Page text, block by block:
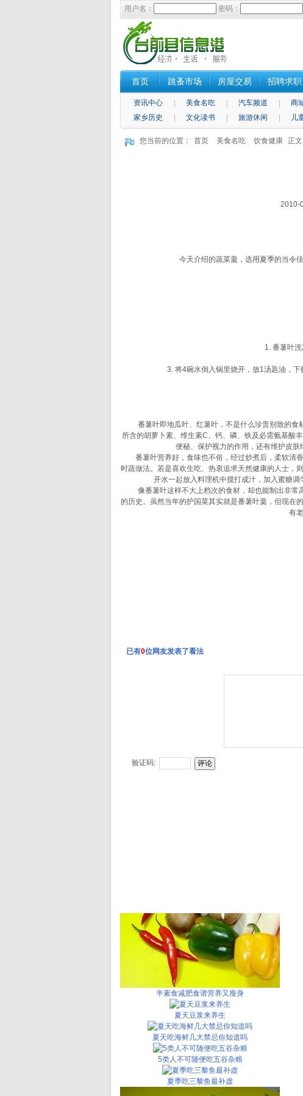
用户名： 密码：
首页 跳蚤市场 房屋交易 招聘求职
资讯中心 美食名吃 汽车频道 商
家乡历史
文化读书 旅游休闲 儿
您当前的位置： 首页 美食名吃 饮食健康 正文
2010-
今天介绍的蔬菜羹，选用夏季的当令佳
1. 番薯叶洗净
3. 将4碗水倒入锅里烧开，放1汤匙油，下
番薯叶即地瓜叶、红薯叶，不是什么珍贵别致的食材
所含的胡萝卜素、维生素C、钙、磷、铁及必需氨基酸
便秘、保护视力的作用，还有维护皮肤
番薯叶营养好，食味也不俗，经过炒煮后，柔软清香
时蔬做法。若是喜欢生吃、热衷追求天然健康的人士，
开水一起放入料理机中搅打成汁，加入蜜糖
像番薯叶这样不大上档次的食材，却也能制出非常高
的历史。虽然当年的护国菜其实就是番薯叶羹，但现在
有
已有0位网友发表了看法
验证码:
半素食减肥食谱营养又瘦身
夏天豆浆来养生
夏天吃海鲜几大禁忌你知道吗
5类人不可随便吃五谷杂粮
夏季吃三黎鱼最补虚